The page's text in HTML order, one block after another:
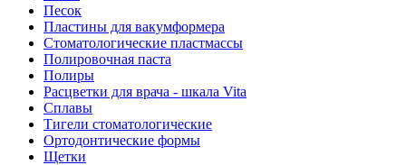
Песок
Пластины для вакумформера
Стоматологические пластмассы
Полировочная паста
Полиры
Расцветки для врача - шкала Vita
Сплавы
Тигели стоматологические
Ортодонтические формы
Щетки